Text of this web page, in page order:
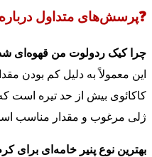
❓پرسش‌های متداول
چرا کیک ردولوت من قهوه‌ای
این معمولاً به دلیل کم بودن
کاکائوی بیش از حد تیره است
ژلی مرغوب و مقدار مناسب
بهترین نوع پنیر خامه‌ای برای